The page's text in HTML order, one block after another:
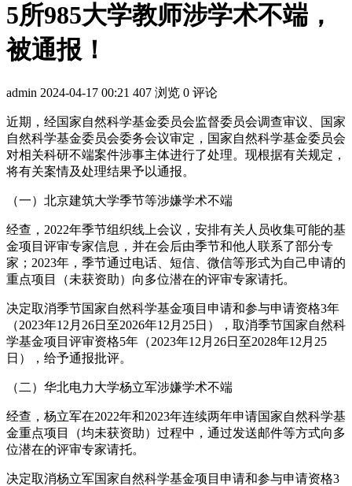
5所985大学教师涉学术不端，
被通报！
admin 2024-04-17 00:21 407 浏览 0 评论
近期，经国家自然科学基金委员会监督委员会调查审议、国家
自然科学基金委员会委务会议审定，国家自然科学基金委员会
对相关科研不端案件涉事主体进行了处理。现根据有关规定，
将有关案情及处理结果予以通报。
（一）北京建筑大学季节等涉嫌学术不端
经查，2022年季节组织线上会议，安排有关人员收集可能的基
金项目评审专家信息，并在会后由季节和他人联系了部分专
家；2023年，季节通过电话、短信、微信等形式为自己申请的
重点项目（未获资助）向多位潜在的评审专家请托。
决定取消季节国家自然科学基金项目申请和参与申请资格3年
（2023年12月26日至2026年12月25日），取消季节国家自然科
学基金项目评审资格5年（2023年12月26日至2028年12月25
日），给予通报批评。
（二）华北电力大学杨立军涉嫌学术不端
经查，杨立军在2022年和2023年连续两年申请国家自然科学基
金重点项目（均未获资助）过程中，通过发送邮件等方式向多
位潜在的评审专家请托。
决定取消杨立军国家自然科学基金项目申请和参与申请资格3